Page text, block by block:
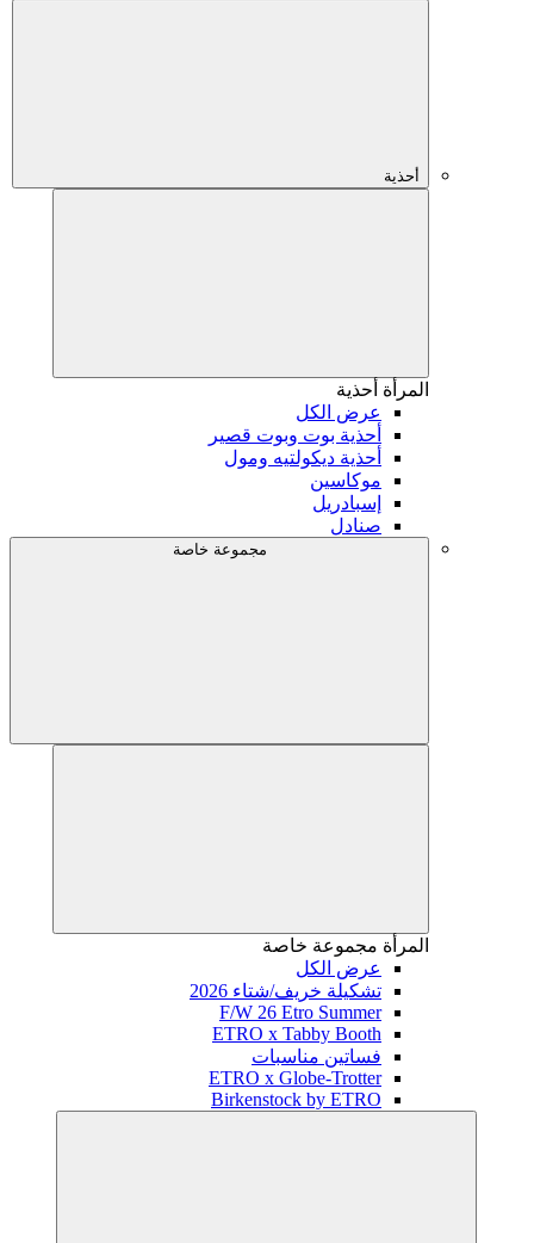
أحذية
المرأة أحذية
عرض الكل
أحذية بوت وبوت قصير
أحذية ديكولتيه ومول
موكاسين
إسبادريل
صنادل
مجموعة خاصة
المرأة مجموعة خاصة
عرض الكل
تشكيلة خريف/شتاء 2026
F/W 26 Etro Summer
ETRO x Tabby Booth
فساتين مناسبات
ETRO x Globe-Trotter
Birkenstock by ETRO